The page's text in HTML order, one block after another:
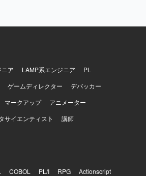
ア LAMP系エンジニア
PL
ゲームディレクター
デバッカー
マークアップ
アニメーター
サイエンティスト 講師
COBOL PL/I RPG
Actionscript